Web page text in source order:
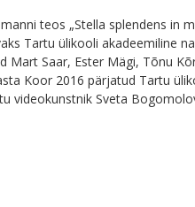
teos „Stella splendens in
Tartu ülikooli akadeemiline
Mart Saar, Ester Mägi, Tõnu
Koor 2016 pärjatud Tartu
videokunstnik Sveta